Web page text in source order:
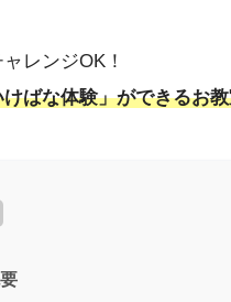
レンジOK！
ばな体験」ができるお